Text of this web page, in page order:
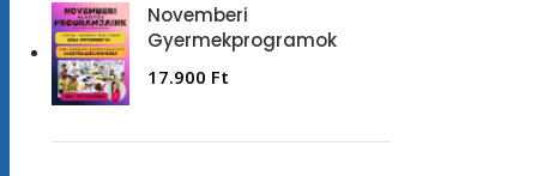
Novemberi
Gyermekprogramok
17.900 Ft